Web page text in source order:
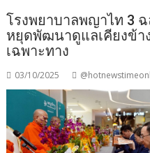
โรงพยาบาลพญาไท 3
หยุดพัฒนาดูแลเคียงข้
เฉพาะทาง
03/10/2025